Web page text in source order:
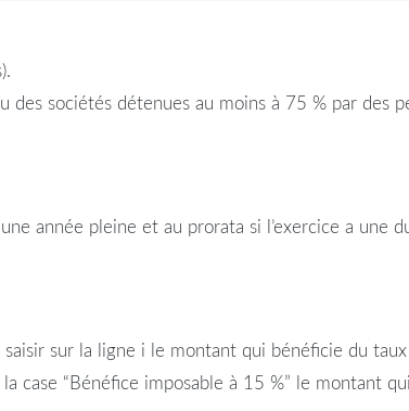
sociétés détenues au moins à 75 % par des
année pleine et au prorata si l’exercice a une
saisir sur la ligne i le montant qui bénéficie du
case “Bénéfice imposable à 15 %” le montant